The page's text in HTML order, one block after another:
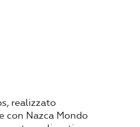
realizzato
con Nazca Mondo